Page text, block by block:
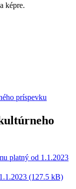
képre.
(127.5 kB)